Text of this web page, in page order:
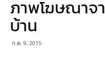
ภาพโฆษณาจ
บ้าน
ก.ค. 9, 2015